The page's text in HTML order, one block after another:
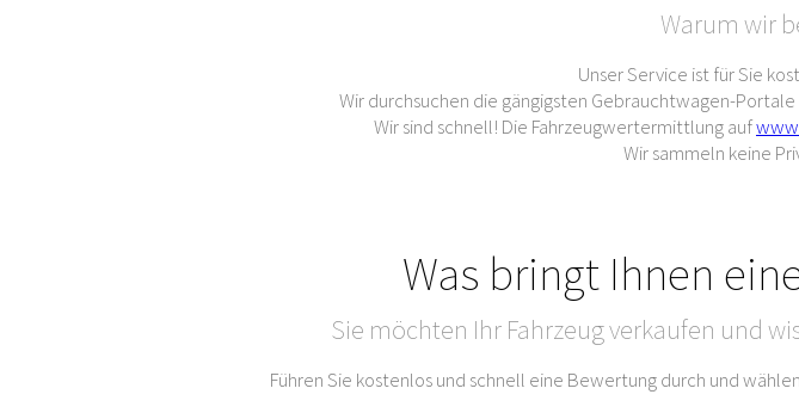
Warum wir
Unser Service ist für Sie
Wir durchsuchen die gängigsten Gebrauchtwagen-
Wir sind schnell! Die Fahrzeugwertermittlung auf
Wir sammeln keine
Was bringt Ihnen
Sie möchten Ihr Fahrzeug verkaufen und
Führen Sie kostenlos und schnell eine Bewertung durch und